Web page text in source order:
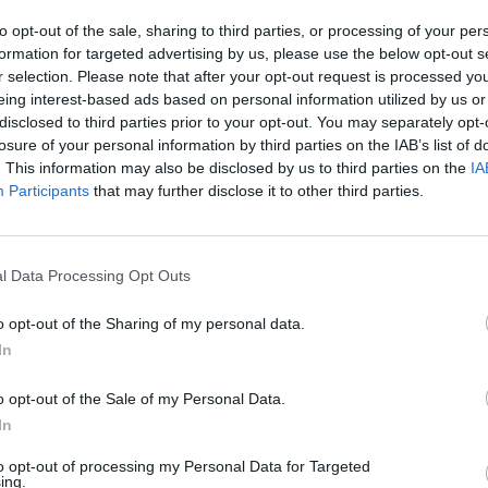
opt-out of the sale, sharing to third parties, or processing of your
for targeted advertising by us, please use the below opt-out
selection. Please note that after your opt-out request is processed
interest-based ads based on personal information utilized by us
to third parties prior to your opt-out. You may separately
of your personal information by third parties on the IAB’s list of
This information may also be disclosed by us to third parties on the
Participants that may further disclose it to other third parties.
Data Processing Opt Outs
opt-out of the Sharing of my personal data.
opt-out of the Sale of my Personal Data.
opt-out of processing my Personal Data for Targeted
biotechnologijos Ekologija
Laidos | Lietuva tiesiogiai
00:04:00
Kuprines pasvėrę specialistai įspėja apie